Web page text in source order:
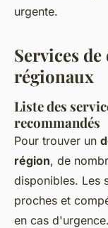
urgente.
Services
régionaux
Liste des
recommandés
Pour trouver un
région, de
disponibles. Les
proches et
en cas